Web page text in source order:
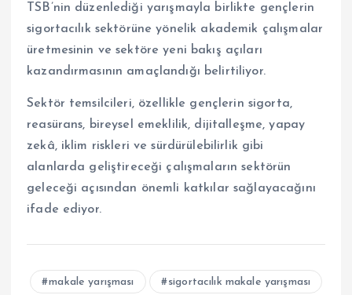
TSB’nin düzenlediği yarışmayla birlikte gençlerin
sigortacılık sektörüne yönelik akademik çalışmalar
üretmesinin ve sektöre yeni bakış açıları
kazandırmasının amaçlandığı belirtiliyor.
Sektör temsilcileri, özellikle gençlerin sigorta,
reasürans, bireysel emeklilik, dijitalleşme, yapay
zekâ, iklim riskleri ve sürdürülebilirlik gibi
alanlarda geliştireceği çalışmaların sektörün
geleceği açısından önemli katkılar sağlayacağını
ifade ediyor.
makale yarışması sigortacılık makale yarışması